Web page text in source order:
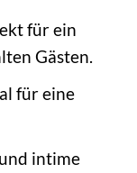
für ein
Gästen.
für eine
intime